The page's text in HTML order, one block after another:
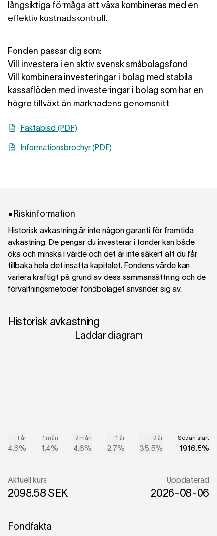
långsiktiga förmåga att växa kombineras med en
effektiv kostnadskontroll.
Fonden passar dig som:
Vill investera i en aktiv svensk småbolagsfond
Vill kombinera investeringar i bolag med stabila
kassaflöden med investeringar i bolag som har en
högre tillväxt än marknadens genomsnitt
Faktablad (PDF)
Informationsbrochyr (PDF)
Riskinformation
Historisk avkastning är inte någon garanti för framtida
avkastning. De pengar du investerar i fonder kan både
öka och minska i värde och det är inte säkert att du får
tillbaka hela det insatta kapitalet. Fondens värde kan
variera kraftigt på grund av dess sammansättning och de
förvaltningsmetoder fondbolaget använder sig av.
Historisk avkastning
Laddar diagram
I år
4.6%
1 mån
1.4%
3 mån
4.6%
1 år
2.7%
3 år
35.5%
Sedan start
1916.5%
Aktuell kurs
2098.58 SEK
Uppdaterad
2026-08-06
Fondfakta